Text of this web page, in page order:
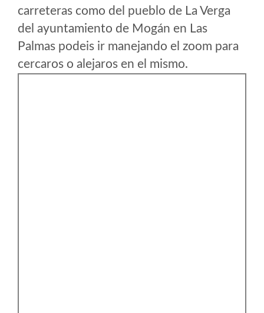
carreteras como del pueblo de La Verga
del ayuntamiento de Mogán en Las
Palmas podeis ir manejando el zoom para
cercaros o alejaros en el mismo.